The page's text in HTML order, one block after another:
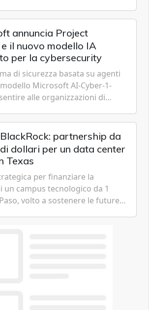
annuncia Project
il nuovo modello IA
per la cybersecurity
di sicurezza basata su agenti
Microsoft AI-Cyber-1-
alle organizzazioni di
del rischio.
partnership da
dollari per un data center
Texas
per finanziare la
un campus tecnologico da 1
volto a sostenere le future